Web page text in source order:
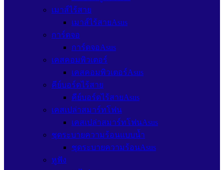
เมาส์ไร้สาย
เมาส์ไร้สายAsus
การ์ดจอ
การ์ดจอAsus
เคสคอมพิวเตอร์
เคสคอมพิวเตอร์Asus
คีย์บอร์ดไร้สาย
คีย์บอร์ดไร้สายAsus
เคสเปล่าสมาร์ทโฟน
เคสเปล่าสมาร์ทโฟนAsus
ชุดระบายความร้อนแบบน้ำ
ชุดระบายความร้อนAsus
หูฟัง